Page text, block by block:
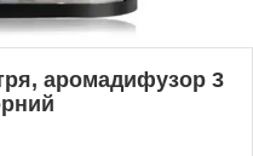
аромадифузор 3